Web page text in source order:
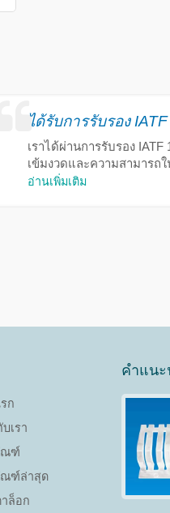
ได้รับการรับรอง
เราได้ผ่านการรับรอง
เข้มงวดและความสามาร
อ่านเพิ่มเติม
ก
บเรา
ณฑ์
ณฑ์ล่าสุด
ล็อก
คำแนะ
13)
อร์หมุนคือการ
อายุผลิตภัณฑ์โดย
เพื่อป้องกันความ
ปิดฝาและแผงเข้า